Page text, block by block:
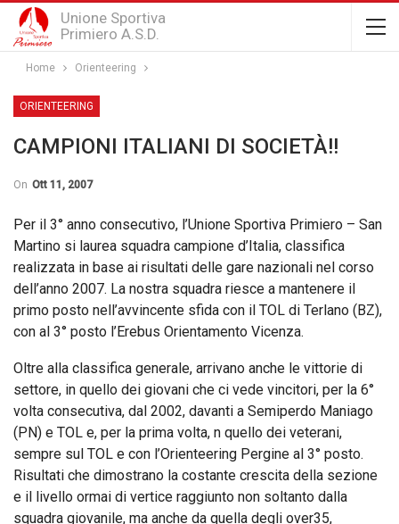
Unione Sportiva
Primiero A.S.D.
Home Orienteering
ORIENTEERING
CAMPIONI ITALIANI DI SOCIETÀ!!
On Ott 11, 2007
Per il 3° anno consecutivo, l’Unione Sportiva Primiero – San
Martino si laurea squadra campione d’Italia, classifica
realizzata in base ai risultati delle gare nazionali nel corso
dell’anno 2007. La nostra squadra riesce a mantenere il
primo posto nell’avvincente sfida con il TOL di Terlano (BZ),
con al 3° posto l’Erebus Orientamento Vicenza.
Oltre alla classifica generale, arrivano anche le vittorie di
settore, in quello dei giovani che ci vede vincitori, per la 6°
volta consecutiva, dal 2002, davanti a Semiperdo Maniago
(PN) e TOL e, per la prima volta, n quello dei veterani,
sempre sul TOL e con l’Orienteering Pergine al 3° posto.
Risultati che dimostrano la costante crescita della sezione
e il livello ormai di vertice raggiunto non soltanto dalla
squadra giovanile, ma anche da quella degli over35,